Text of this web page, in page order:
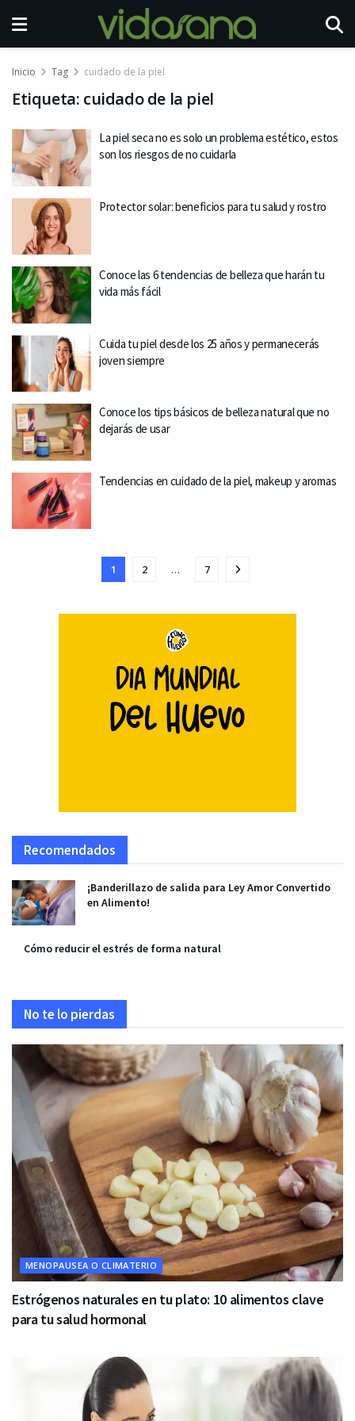
Inicio Tag cuidado de la piel
Etiqueta: cuidado de la piel
La piel seca no es solo un problema estético, estos
son los riesgos de no cuidarla
Protector solar: beneficios para tu salud y rostro
Conoce las 6 tendencias de belleza que harán tu
vida más fácil
Cuida tu piel desde los 25 años y permanecerás
joven siempre
Conoce los tips básicos de belleza natural que no
dejarás de usar
Tendencias en cuidado de la piel, makeup y aromas
1 2 … 7
Recomendados
¡Banderillazo de salida para Ley Amor Convertido
en Alimento!
Cómo reducir el estrés de forma natural
No te lo pierdas
MENOPAUSEA O CLIMATERIO
Estrógenos naturales en tu plato: 10 alimentos clave
para tu salud hormonal